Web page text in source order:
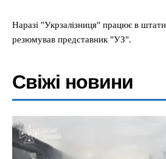
Наразі "Укрзалізниця" працює в
резюмував представник "УЗ".
Свіжі новини